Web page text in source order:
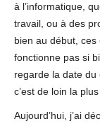
à l’informatique,
travail, ou à des
bien au début, ces
fonctionne pas si
regarde la date du
c’est de loin la
Aujourd’hui, j’ai